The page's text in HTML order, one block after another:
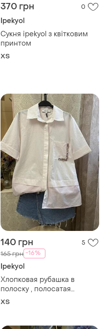
370 грн 0
Ipekyol
Сукня ipekyol з квітковим
принтом
ХS
140 грн 5
165 грн -16%
Ipekyol
Хлопковая рубашка в
полоску , полосатая
рубашка с вышитым
ХS